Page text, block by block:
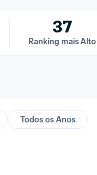
37
Ranking mais Alto
Todos os Anos